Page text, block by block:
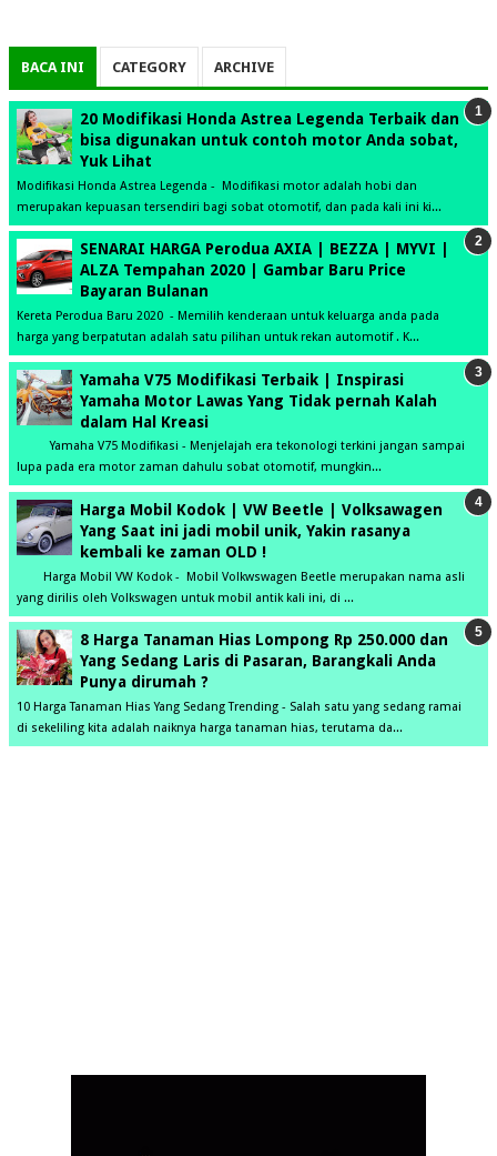
BACA INI CATEGORY ARCHIVE
20 Modifikasi Honda Astrea Legenda Terbaik dan
bisa digunakan untuk contoh motor Anda sobat,
Yuk Lihat
Modifikasi Honda Astrea Legenda - Modifikasi motor adalah hobi dan
merupakan kepuasan tersendiri bagi sobat otomotif, dan pada kali ini ki...
SENARAI HARGA Perodua AXIA | BEZZA | MYVI |
ALZA Tempahan 2020 | Gambar Baru Price
Bayaran Bulanan
Kereta Perodua Baru 2020 - Memilih kenderaan untuk keluarga anda pada
harga yang berpatutan adalah satu pilihan untuk rekan automotif . K...
Yamaha V75 Modifikasi Terbaik | Inspirasi
Yamaha Motor Lawas Yang Tidak pernah Kalah
dalam Hal Kreasi
Yamaha V75 Modifikasi - Menjelajah era tekonologi terkini jangan sampai
lupa pada era motor zaman dahulu sobat otomotif, mungkin...
Harga Mobil Kodok | VW Beetle | Volksawagen
Yang Saat ini jadi mobil unik, Yakin rasanya
kembali ke zaman OLD !
Harga Mobil VW Kodok - Mobil Volkwswagen Beetle merupakan nama asli
yang dirilis oleh Volkswagen untuk mobil antik kali ini, di ...
8 Harga Tanaman Hias Lompong Rp 250.000 dan
Yang Sedang Laris di Pasaran, Barangkali Anda
Punya dirumah ?
10 Harga Tanaman Hias Yang Sedang Trending - Salah satu yang sedang ramai
di sekeliling kita adalah naiknya harga tanaman hias, terutama da...